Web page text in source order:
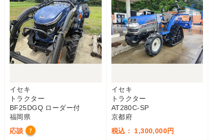
イセキ
トラクター
BF25DGQ ローダー付
福岡県
応談
?
イセキ
トラクター
AT280C-SP
京都府
税込： 1,300,000円